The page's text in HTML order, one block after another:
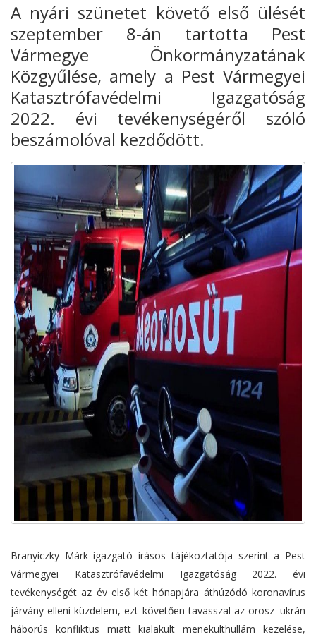
A nyári szünetet követő első ülését
szeptember 8-án tartotta Pest
Vármegye Önkormányzatának
Közgyűlése, amely a Pest Vármegyei
Katasztrófavédelmi Igazgatóság
2022. évi tevékenységéről szóló
beszámolóval kezdődött.
Branyiczky Márk igazgató írásos tájékoztatója szerint a Pest
Vármegyei Katasztrófavédelmi Igazgatóság 2022. évi
tevékenységét az év első két hónapjára áthúzódó koronavírus
járvány elleni küzdelem, ezt követően tavasszal az orosz–ukrán
háborús konfliktus miatt kialakult menekülthullám kezelése,